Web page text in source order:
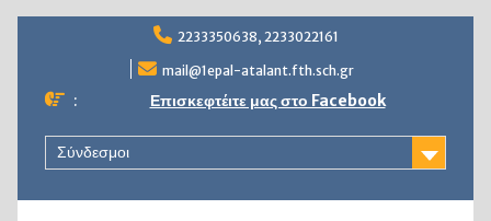
2233350638, 2233022161
mail@1epal-atalant.fth.sch.gr
: Επισκεφτέιτε μας στο Facebook
Σύνδεσμοι